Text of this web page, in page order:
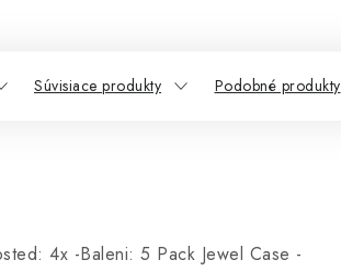
Súvisiace produkty Podobné produkty
4x -Baleni: 5 Pack Jewel Case -